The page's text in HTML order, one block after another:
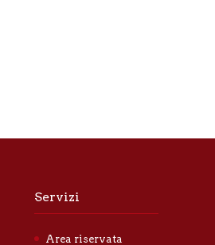
Servizi
Area riservata